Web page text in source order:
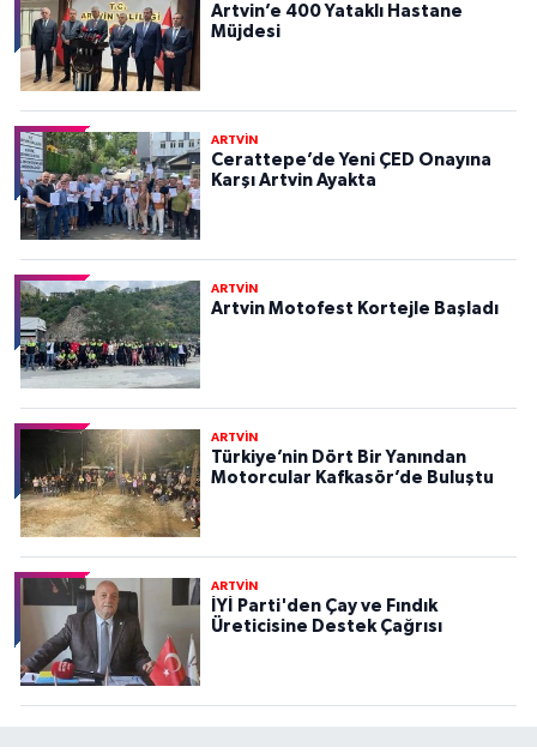
Artvin’e 400 Yataklı Hastane
Müjdesi
ARTVİN
Cerattepe’de Yeni ÇED Onayına
Karşı Artvin Ayakta
ARTVİN
Artvin Motofest Kortejle Başladı
ARTVİN
Türkiye’nin Dört Bir Yanından
Motorcular Kafkasör’de Buluştu
ARTVİN
İYİ Parti'den Çay ve Fındık
Üreticisine Destek Çağrısı